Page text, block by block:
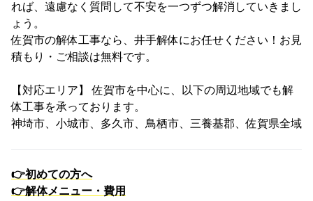
れば、遠慮なく質問して不安を一つずつ解消していきまし
ょう。
佐賀市の解体工事なら、井手解体にお任せください！お見
積もり・ご相談は無料です。
【対応エリア】 佐賀市を中心に、以下の周辺地域でも解
体工事を承っております。
神埼市、小城市、多久市、鳥栖市、三養基郡、佐賀県全域
👉初めての方へ
👉解体メニュー・費用